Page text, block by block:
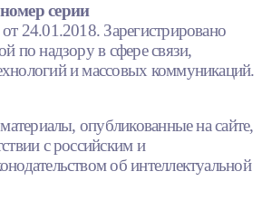
серии
24.01.2018. Зарегистрировано
по надзору в сфере связи,
и массовых коммуникаций.
опубликованные на сайте,
с российским и
об интеллектуальной